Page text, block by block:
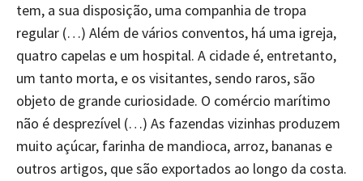
tem, a sua disposição, uma companhia de tropa
regular (…) Além de vários conventos, há uma igreja,
quatro capelas e um hospital. A cidade é, entretanto,
um tanto morta, e os visitantes, sendo raros, são
objeto de grande curiosidade. O comércio marítimo
não é desprezível (…) As fazendas vizinhas produzem
muito açúcar, farinha de mandioca, arroz, bananas e
outros artigos, que são exportados ao longo da costa.